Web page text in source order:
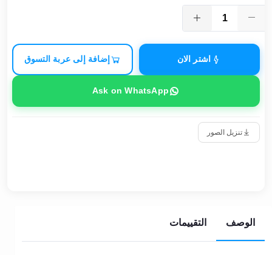
اشتر الان إضافة إلى عربة التسوق
Ask on WhatsApp
تنزيل الصور
الوصف التقييمات